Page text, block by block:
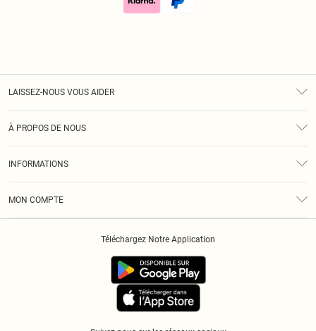
LAISSEZ-NOUS VOUS AIDER
À PROPOS DE NOUS
INFORMATIONS
MON COMPTE
Téléchargez Notre Application